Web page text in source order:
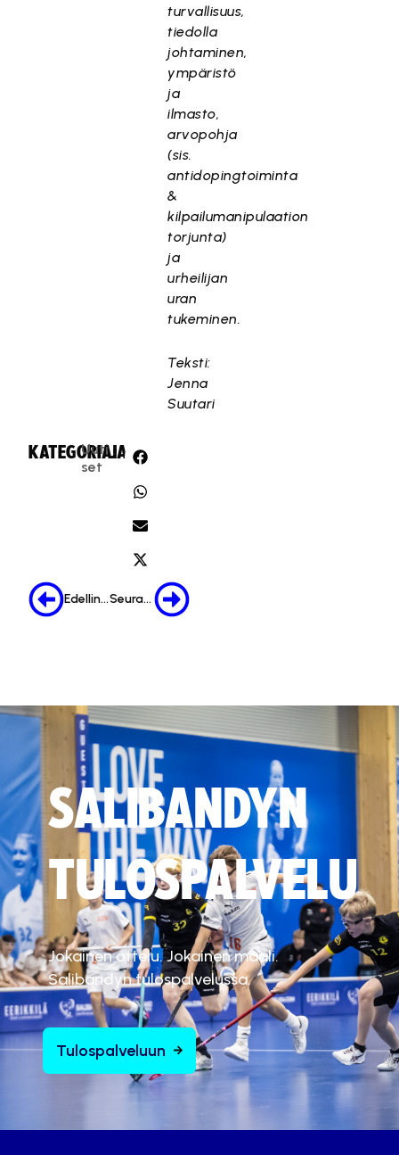
turvallisuus,
tiedolla
johtaminen,
ympäristö
ja
ilmasto,
arvopohja
(sis.
antidopingtoiminta
&
kilpailumanipulaation
torjunta)
ja
urheilijan
uran
tukeminen.
Teksti:
Jenna
Suutari
KATEGORIA:
Uuti
set
JAA:
Edellinen Seuraava
SALIBANDYN
TULOSPALVELU
Jokainen ottelu. Jokainen maali.
Salibandyn tulospalvelussa.
Tulospalveluun